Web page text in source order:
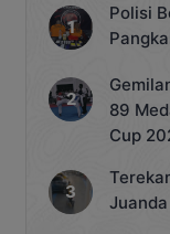
Polisi
89
Cup